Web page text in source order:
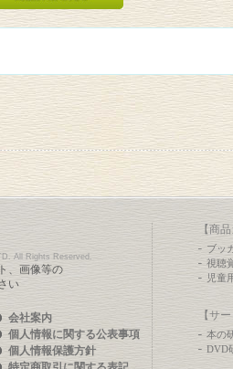
All Rights Reserved.
、画像等の
い
会社案内
個人情報に関する公表事項
個人情報保護方針
【商
ブッ
視聴
児童
【サ
本の
DVD